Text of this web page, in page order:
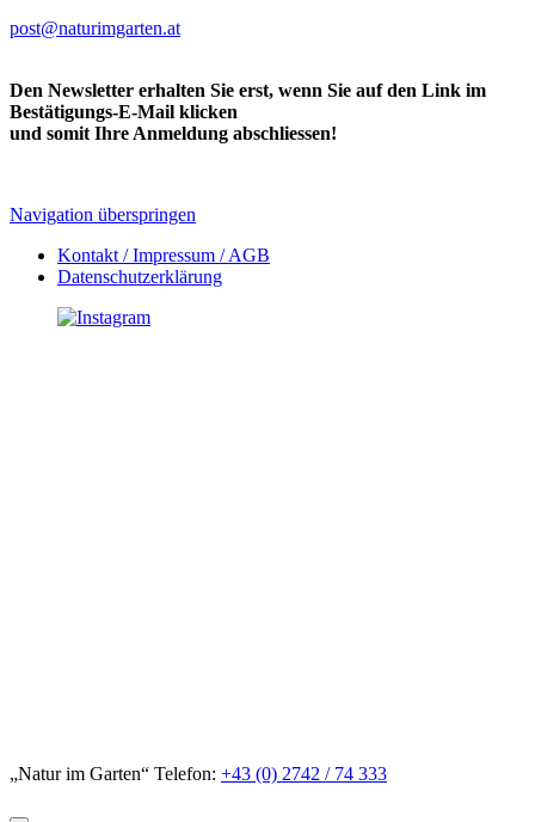
post@naturimgarten.at
Den Newsletter erhalten Sie erst, wenn Sie auf den Link im
Bestätigungs-E-Mail klicken
und somit Ihre Anmeldung abschliessen!
Navigation überspringen
Kontakt / Impressum / AGB
Datenschutzerklärung